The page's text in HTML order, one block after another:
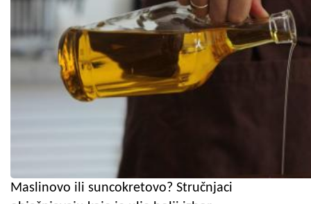
Maslinovo ili suncokretovo? Stručnjaci